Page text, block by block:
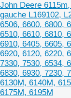
John Deere
gauche L169102,
6506, 6600, 6800,
6510, 6610, 6810,
6910, 6405, 6605,
6920, 6120, 6220,
7330, 7530, 6534,
6830, 6930, 7230,
6130M, 6140M,
6175M, 6195M